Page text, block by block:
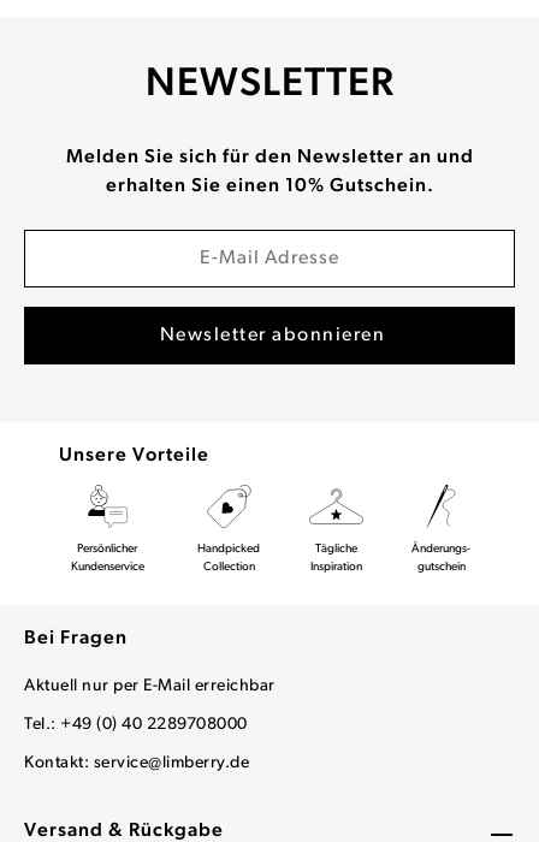
Versand & Rückgabe
NEWSLETTER
Melden Sie sich für den Newsletter an und
erhalten Sie einen 10% Gutschein.
Unsere Vorteile
Persönlicher
Kundenservice
Handpicked
Collection
Tägliche
Inspiration
Änderungs-
gutschein
Bei Fragen
Aktuell nur per E-Mail erreichbar
Tel.: +49 (0) 40 2289708000
Kontakt: service@limberry.de